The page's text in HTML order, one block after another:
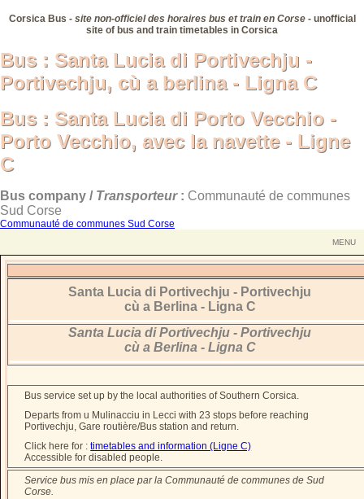
Corsica Bus - site non-officiel des horaires bus et train en Corse- unofficial
site of bus and train timetables in Corsica
Bus : Santa Lucia di Portivechju -
Portivechju, cù a berlina - Ligna C
Bus : Santa Lucia di Portivechju -
Portivechju, cù a berlina - Ligna C
Bus : Santa Lucia di Porto Vecchio -
Porto Vecchio, avec la navette - Ligne
C
Bus : Santa Lucia di Porto Vecchio -
Porto Vecchio, avec la navette - Ligne
C
Bus company / Transporteur: Communauté de communes
Sud Corse
Communauté de communes Sud Corse
MENU
Santa Lucia di Portivechju - Portivechju
cù a Berlina - Ligna C
Santa Lucia di Portivechju - Portivechju
cù a Berlina - Ligna C
Bus service set up by the local authorities of Southern Corsica.
Departs from u Mulinacciu in Lecci with 23 stops before reaching
Portivechju, Gare routière/Bus station and return.
Click here for :timetables and information (Ligne C)
Accessible for disabled people.
Service bus mis en place par la Communauté de communes de Sud
Corse.